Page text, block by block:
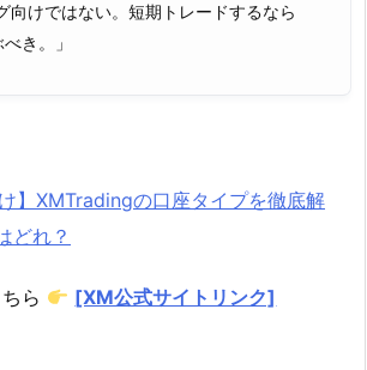
向けではない。短期トレードするなら
き。」
け】XMTradingの口座タイプを徹底解
どれ？
ら [XM公式サイトリンク]